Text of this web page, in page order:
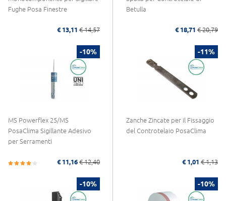
Fughe Posa Finestre
€ 13,11 € 14,57
Betulla
€ 18,71 € 20,79
-10%
MS Powerflex 25/MS
PosaClima Sigillante Adesivo
per Serramenti
€ 11,16 € 12,40
-11%
Zanche Zincate per il Fissaggio
del Controtelaio PosaClima
€ 1,01 € 1,13
-10% -10%